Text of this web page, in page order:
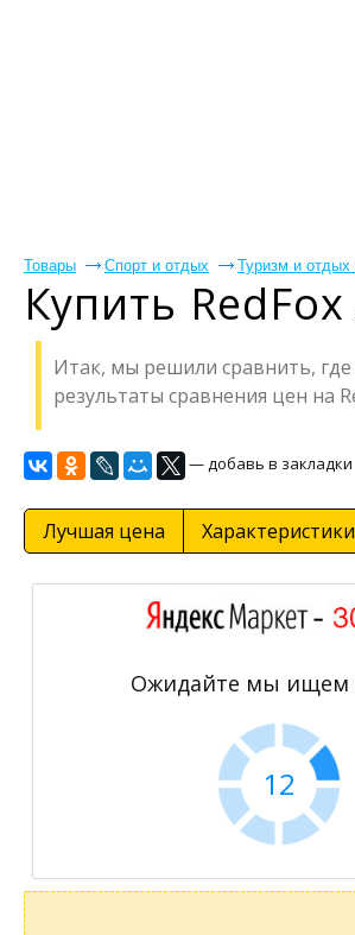
Товары Спорт и отдых Туризм и отдых
Купить
Итак, мы решили сравнить, где
результаты сравнения цен на
— добавь в закладки
Лучшая цена Характеристики
Ожидайте мы ищем
11